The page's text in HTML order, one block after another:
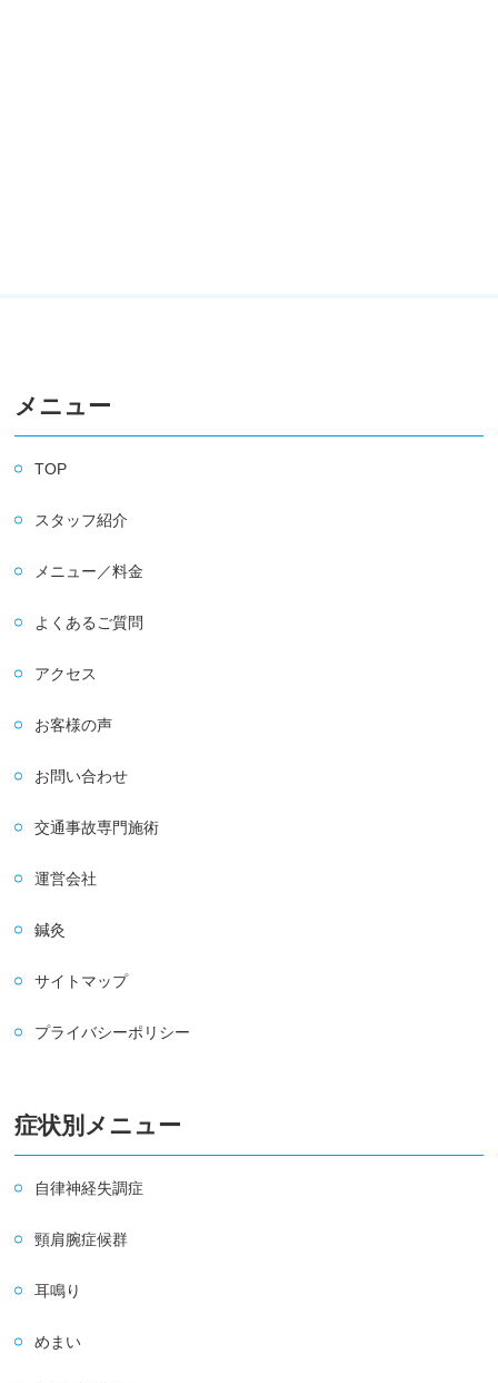
メニュー
TOP
スタッフ紹介
メニュー／料金
よくあるご質問
アクセス
お客様の声
お問い合わせ
交通事故専門施術
運営会社
鍼灸
サイトマップ
プライバシーポリシー
症状別メニュー
自律神経失調症
頸肩腕症候群
耳鳴り
めまい